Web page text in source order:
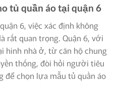
tủ quần áo tại quận 6
6, việc xác định không
rất quan trọng. Quận 6, với
hình nhà ở, từ căn hộ chung
thống, đòi hỏi người tiêu
để chọn lựa mẫu tủ quần áo